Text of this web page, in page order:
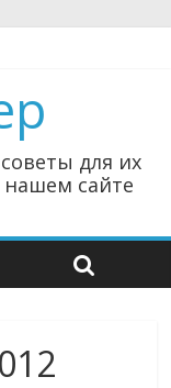
для их
сайте